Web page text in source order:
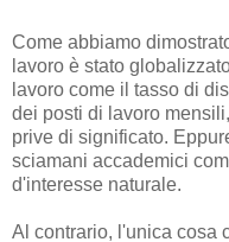
Come abbiamo
lavoro è stato
lavoro come il tasso di
dei posti di lavoro
prive di significato.
sciamani accademici
d'interesse naturale.
Al contrario, l'unica cosa